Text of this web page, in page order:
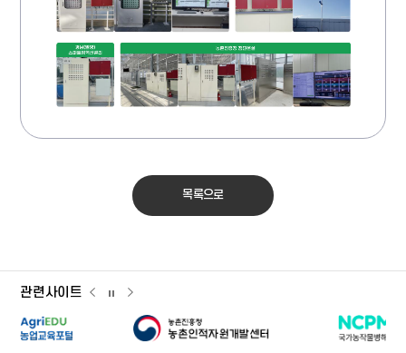
목록으로
관련사이트
관련사이트관련사이트
일시정지
관련사이트
슬라이드
농업교육포털 농촌인적자원개발센터 국가농작물병